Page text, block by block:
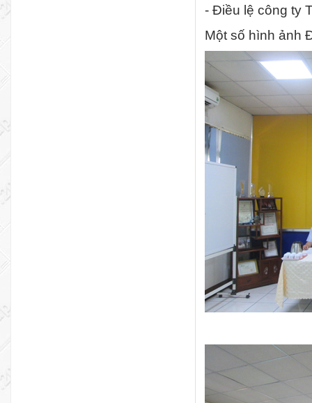
- Điều lệ công ty
Một số hình ảnh